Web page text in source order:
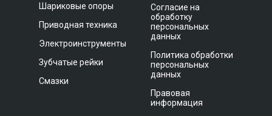
Шариковые опоры
Приводная техника
Электроинструменты
Зубчатые рейки
Смазки
Согласие на
обработку
персональных
данных
Политика обработки
персональных
данных
Правовая
информация